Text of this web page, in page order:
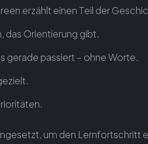
erzählt einen Teil der
das Orientierung gibt.
gerade passiert – ohne Worte.
um den